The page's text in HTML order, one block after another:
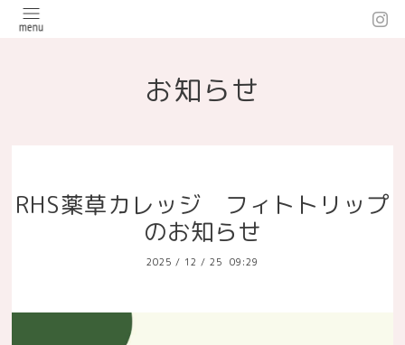
お知らせ
RHS薬草カレッジ フィトトリップ
のお知らせ
2025 / 12 / 25 09:29